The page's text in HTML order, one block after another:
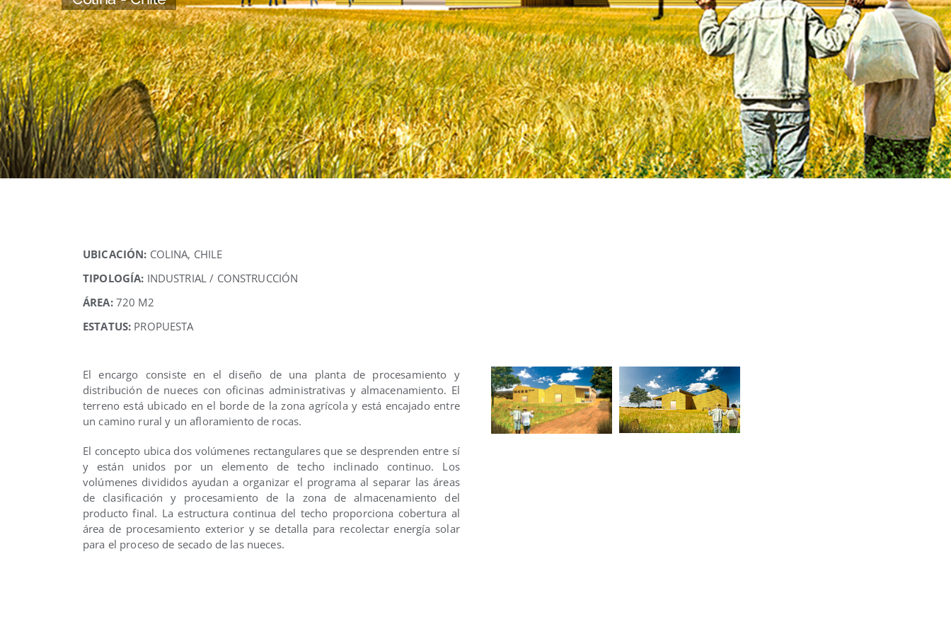
UBICACIÓN: COLINA, CHILE
TIPOLOGÍA: INDUSTRIAL / CONSTRUCCIÓN
ÁREA:720 M2
ESTATUS: PROPUESTA
El encargo consiste en el diseño de una planta de procesamiento y
distribución de nueces con oficinas administrativas y almacenamiento. El
terreno está ubicado en el borde de la zona agrícola y está encajado entre
un camino rural y un afloramiento de rocas.
El concepto ubica dos volúmenes rectangulares que se desprenden entre sí
y están unidos por un elemento de techo inclinado continuo. Los
volúmenes divididos ayudan a organizar el programa al separar las áreas
de clasificación y procesamiento de la zona de almacenamiento del
producto final. La estructura continua del techo proporciona cobertura al
área de procesamiento exterior y se detalla para recolectar energía solar
para el proceso de secado de las nueces.